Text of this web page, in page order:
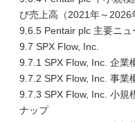
び売上高（2021年～2026
9.6.5 Pentair plc 主要ニュ
9.7 SPX Flow, Inc.
9.7.1 SPX Flow, Inc. 企業
9.7.2 SPX Flow, Inc. 事業
9.7.3 SPX Flow, Inc. 小規
ナップ